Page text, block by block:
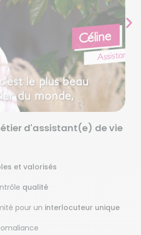
d'assistant(e) de vie
et valorisés
qualité
pour un interlocuteur unique